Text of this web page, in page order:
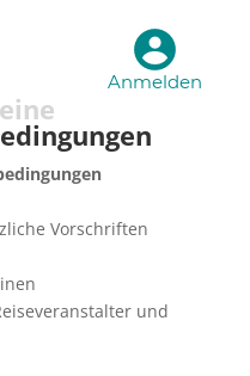
Anmelden
Vorschriften
und